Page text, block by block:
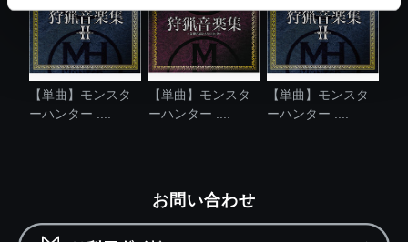
【単曲】モンスタ
ーハンター ....
【単曲】モンスタ
ーハンター ....
【単曲】モンスタ
ーハンター ....
お問い合わせ